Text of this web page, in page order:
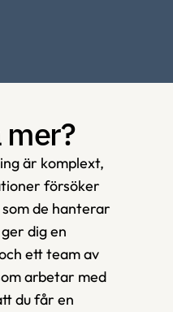
mer?
är komplext,
försöker
de hanterar
dig en
ett team av
arbetar med
du får en